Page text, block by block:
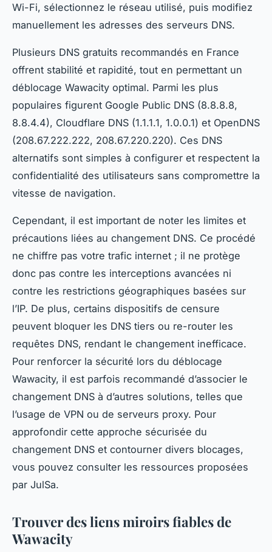
Wi-Fi, sélectionnez le réseau utilisé, puis modifiez
manuellement les adresses des serveurs DNS.
Plusieurs DNS gratuits recommandés en France
offrent stabilité et rapidité, tout en permettant un
déblocage Wawacity optimal. Parmi les plus
populaires figurent Google Public DNS (8.8.8.8,
8.8.4.4), Cloudflare DNS (1.1.1.1, 1.0.0.1) et OpenDNS
(208.67.222.222, 208.67.220.220). Ces DNS
alternatifs sont simples à configurer et respectent la
confidentialité des utilisateurs sans compromettre la
vitesse de navigation.
Cependant, il est important de noter les limites et
précautions liées au changement DNS. Ce procédé
ne chiffre pas votre trafic internet ; il ne protège
donc pas contre les interceptions avancées ni
contre les restrictions géographiques basées sur
l’IP. De plus, certains dispositifs de censure
peuvent bloquer les DNS tiers ou re-router les
requêtes DNS, rendant le changement inefficace.
Pour renforcer la sécurité lors du déblocage
Wawacity, il est parfois recommandé d’associer le
changement DNS à d’autres solutions, telles que
l’usage de VPN ou de serveurs proxy. Pour
approfondir cette approche sécurisée du
changement DNS et contourner divers blocages,
vous pouvez consulter les ressources proposées
par JulSa.
Trouver des liens miroirs fiables de
Wawacity